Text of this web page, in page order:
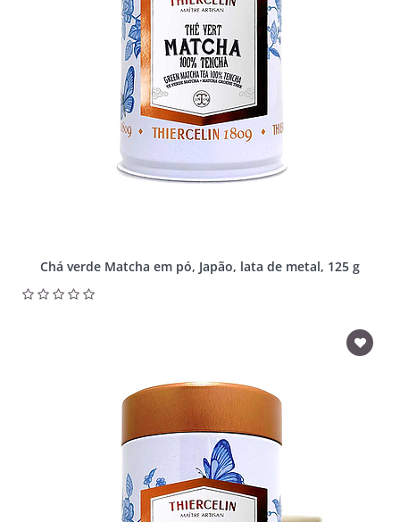
Chá verde Matcha em pó, Japão, lata de metal, 125 g